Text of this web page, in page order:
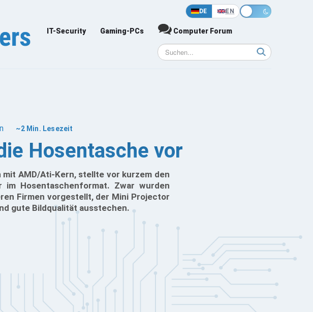
DE EN
IT-Security Gaming-PCs Computer Forum
~2 Min. Lesezeit
Hosentasche vor
AMD/Ati-Kern, stellte vor kurzem den
Hosentaschenformat. Zwar wurden
Firmen vorgestellt, der Mini Projector
gute Bildqualität ausstechen.